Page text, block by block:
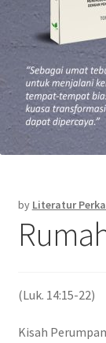
by Literatur
(Luk. 14:15-22)
Kisah